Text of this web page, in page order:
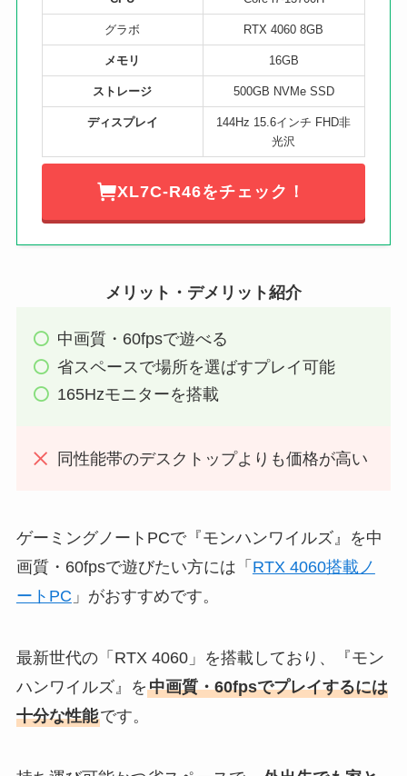
グラボ RTX 4060 8GB
メモリ 16GB
ストレージ 500GB NVMe SSD
ディスプレイ
144Hz 15.6インチ FHD非
光沢
XL7C-R46をチェック！
メリット・デメリット紹介
中画質・60fpsで遊べる
省スペースで場所を選ばすプレイ可能
165Hzモニターを搭載
同性能帯のデスクトップよりも価格が高い
ゲーミングノートPCで『モンハンワイルズ』を中
画質・60fpsで遊びたい方には「 RTX 4060搭載ノ
ートPC 」がおすすめです。
最新世代の「RTX 4060」を搭載しており、『モン
ハンワイルズ』を中画質・60fpsでプレイするには
十分な性能です。